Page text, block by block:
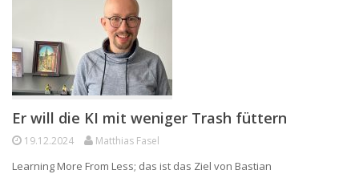
Er will die KI mit weniger Trash füttern
19.12.2024 Matthias Fasel
Learning More From Less; das ist das Ziel von Bastian